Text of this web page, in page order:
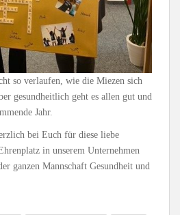
so verlaufen, wie die Miezen sich
gesundheitlich geht es allen gut und
Jahr.
bei Euch für diese liebe
in unserem Unternehmen
ganzen Mannschaft Gesundheit und